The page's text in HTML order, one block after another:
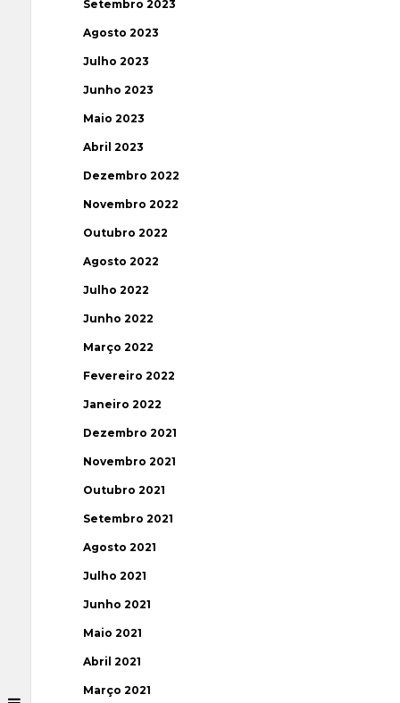
Setembro 2023
Agosto 2023
Julho 2023
Junho 2023
Maio 2023
Abril 2023
Dezembro 2022
Novembro 2022
Outubro 2022
Agosto 2022
Julho 2022
Junho 2022
Março 2022
Fevereiro 2022
Janeiro 2022
Dezembro 2021
Novembro 2021
Outubro 2021
Setembro 2021
Agosto 2021
Julho 2021
Junho 2021
Maio 2021
Abril 2021
Março 2021